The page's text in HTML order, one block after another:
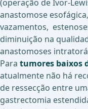
(operação de Ivor-
anastomose
vazamentos,
diminuição na
anastomoses
Para tumores baixos
atualmente não há
de ressecção entre
gastrectomia